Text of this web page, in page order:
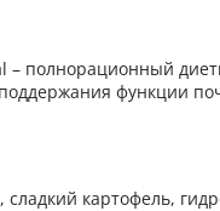
– полнорационный
функции
сладкий картофель,